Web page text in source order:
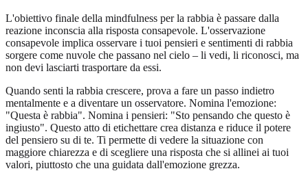
L'obiettivo finale della mindfulness per la rabbia è passare dalla
reazione inconscia alla risposta consapevole. L'osservazione
consapevole implica osservare i tuoi pensieri e sentimenti di rabbia
sorgere come nuvole che passano nel cielo – li vedi, li riconosci, ma
non devi lasciarti trasportare da essi.
Quando senti la rabbia crescere, prova a fare un passo indietro
mentalmente e a diventare un osservatore. Nomina l'emozione:
"Questa è rabbia". Nomina i pensieri: "Sto pensando che questo è
ingiusto". Questo atto di etichettare crea distanza e riduce il potere
del pensiero su di te. Ti permette di vedere la situazione con
maggiore chiarezza e di scegliere una risposta che si allinei ai tuoi
valori, piuttosto che una guidata dall'emozione grezza.